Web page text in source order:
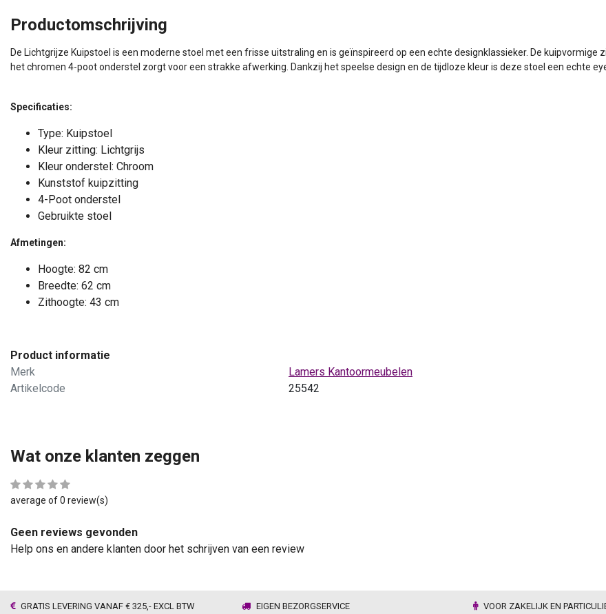
Productomschrijving
De Lichtgrijze Kuipstoel is een moderne stoel met een frisse uitstraling en is geïnspireerd op een echte designklassieker. De
het chromen 4-poot onderstel zorgt voor een strakke afwerking. Dankzij het speelse design en de tijdloze kleur is deze stoel een echte
Specificaties:
Type: Kuipstoel
Kleur zitting: Lichtgrijs
Kleur onderstel: Chroom
Kunststof kuipzitting
4-Poot onderstel
Gebruikte stoel
Afmetingen:
Hoogte: 82 cm
Breedte: 62 cm
Zithoogte: 43 cm
Product informatie
Merk
Lamers Kantoormeubelen
Artikelcode
25542
Wat onze klanten zeggen
average of 0 review(s)
Geen reviews gevonden
Help ons en andere klanten door het schrijven van een review
GRATIS LEVERING VANAF € 325,- EXCL BTW EIGEN BEZORGSERVICE VOOR ZAKELIJK EN